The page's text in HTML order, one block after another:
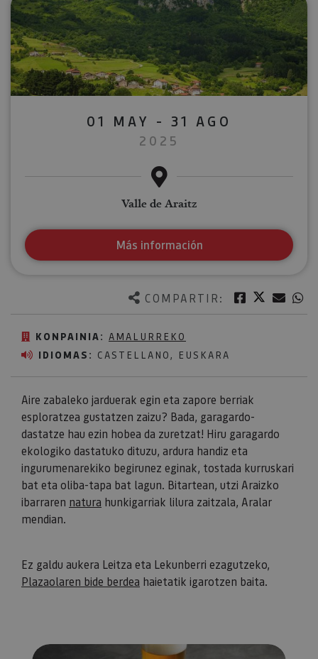
COMPARTIR: Facebook
Twitter
KONPAINIA: AMALURREKO
IDIOMAS: CASTELLANO, EUSKARA
Aire zabaleko jarduerak egin eta zapore berriak
esploratzea gustatzen zaizu? Bada, garagardo-
dastatze hau ezin hobea da zuretzat! Hiru garagardo
ekologiko dastatuko dituzu, ardura handiz eta
ingurumenarekiko begirunez eginak, tostada kurruskari
bat eta oliba-tapa bat lagun. Bitartean, utzi Araizko
ibarraren natura hunkigarriak lilura zaitzala, Aralar
mendian.
​​​​​​​Ez galdu aukera Leitza eta Lekunberri ezagutzeko,
Plazaolaren bide berdea haietatik igarotzen baita.
01 MAY - 31 AGO
2025
Valle de Araitz
Más información